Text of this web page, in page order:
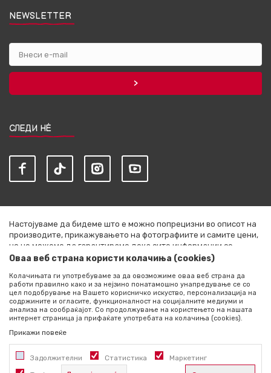
NEWSLETTER
СЛЕДИ НЀ
Настојуваме да бидеме што е можно попрецизни во описот на
производите, прикажувањето на фотографиите и самите цени,
но не можеме да гарантираме дека сите информации се
комплетни и без грешки. Сите артикли прикажани на сајтот се
секој момент. Расположливоста на производите можете да ја
проверите со повик на +389 76 444 490
©2026 literatura.mk, Изработено одNB SOFT. Сите права
задржани.
Оваа веб страна користи колачиња (cookies)
Колачињата ги употребуваме за да овозможиме оваа веб страна да
работи правилно како и за нејзино понатамошно унапредување се со
цел подобрување на Вашето корисничко искуство, персонализација на
содржините и огласите, функционалност на социјалните медиуми и
анализа на сообраќајот. Со продолжување на користењето на нашата
интернет страница ја прифаќате употребата на колачиња (cookies).
Прикажи повеќе
Задолжителни Статистика Маркетинг